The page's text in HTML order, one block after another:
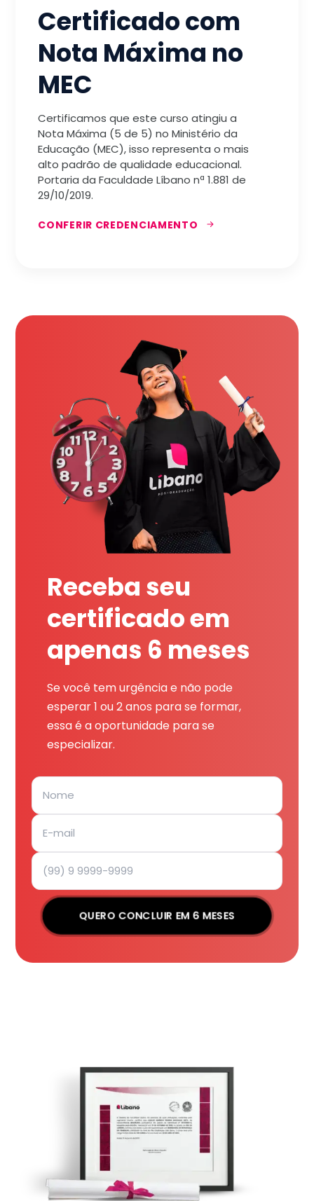
Certificado com
Nota Máxima no
MEC
Certificamos que este curso atingiu a
Nota Máxima (5 de 5) no Ministério da
Educação (MEC), isso representa o mais
alto padrão de qualidade educacional.
Portaria da Faculdade Líbano nª 1.881 de
29/10/2019.
CONFERIR CREDENCIAMENTO
Receba seu
certificado em
apenas 6 meses
Se você tem urgência e não pode
esperar 1 ou 2 anos para se formar,
essa é a oportunidade para se
especializar.
QUERO CONCLUIR EM 6 MESES